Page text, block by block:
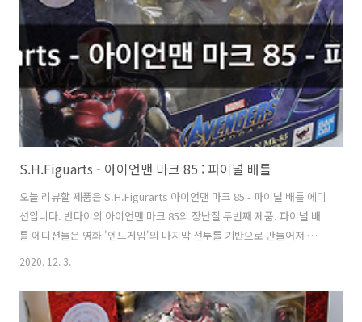
은 느낌입니다. 이 부분들은 추후에 나왔던 파이널 배틀이나, 아이엠아이
언맨 에디션에선 개선되어 나옵니다. 색감이 쨍해서 사진..
S.H.Figuarts - 아이언맨 마크 85 : 파이널 배틀
오늘 리뷰할 제품은 S.H.Figurarts 아이언맨 마크 85 - 파이널 배틀 에디
션입니다. 반다이의 아이언맨 마크 85의 장난질 두번째 제품. 파이널 배
틀 에디션들은 영화 '엔드게임'의 마지막 전투를 기반으로 만들어져 있어
서 웨더링이 들어가 있는게 특징. 박스아트도 기존 단조로웠던 마크 85
배틀 에디션을 모으면 좌측에 그림이 합쳐진다네요. 구성품은 아주 풍부
합니다. 즉, 할 수 있으면서도 안했던 것; 사실 영화 개봉 전이라 누락 되
2020. 12. 3.